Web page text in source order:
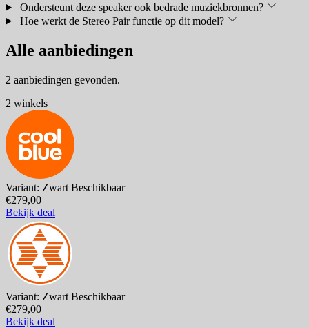
Ondersteunt deze speaker ook bedrade muziekbronnen?
Hoe werkt de Stereo Pair functie op dit model?
Alle aanbiedingen
2 aanbiedingen gevonden.
2 winkels
Variant: Zwart Beschikbaar
€279,00
Bekijk deal
Variant: Zwart Beschikbaar
€279,00
Bekijk deal